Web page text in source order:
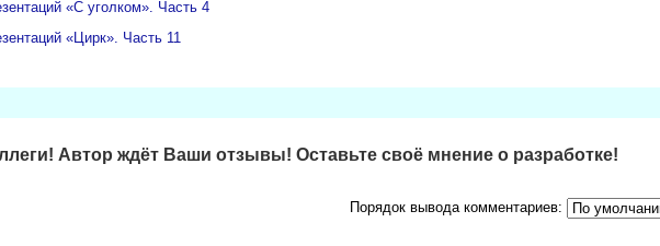
«С уголком». Часть 4
«Цирк». Часть 11
Автор ждёт Ваши отзывы! Оставьте своё мнение о разработке!
Порядок вывода комментариев: